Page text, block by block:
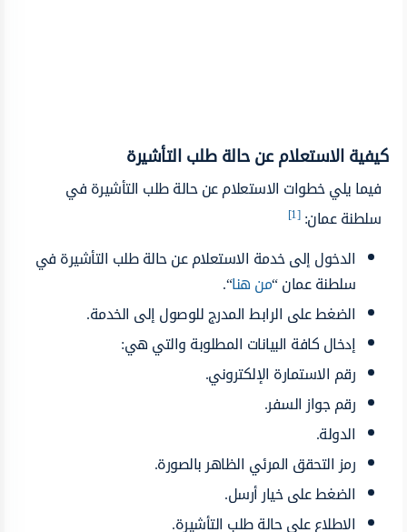
كيفية الاستعلام عن حالة طلب التأشيرة
فيما يلي خطوات الاستعلام عن حالة طلب التأشيرة في
سلطنة عمان:[1]
الدخول إلى خدمة الاستعلام عن حالة طلب التأشيرة في
سلطنة عمان “من هنا“.
الضغط على الرابط المدرج للوصول إلى الخدمة.
إدخال كافة البيانات المطلوبة والتي هي:
رقم الاستمارة الإلكتروني.
رقم جواز السفر.
الدولة.
رمز التحقق المرئي الظاهر بالصورة.
الضغط على خيار أرسل.
الاطلاع على حالة طلب التأشيرة.